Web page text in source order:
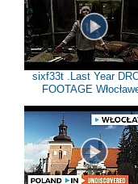
sixf33t .Last Year
FOOTAGE